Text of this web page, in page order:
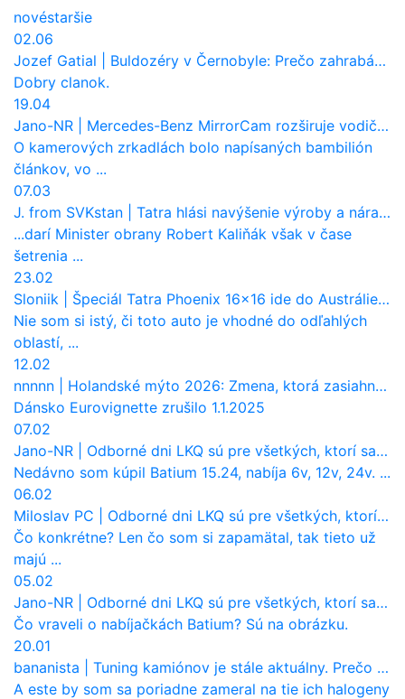
novéstaršie
02.06
Jozef Gatial
Buldozéry v Černobyle: Prečo zahrabávali Červený les pod zem?
Dobry clanok.
19.04
Jano-NR
Mercedes-Benz MirrorCam rozširuje vodičovi výhľad a uberá autobusom odpor vzduchu
O kamerových zrkadlách bolo napísaných bambilión
článkov, vo ...
07.03
J. from SVKstan
Tatra hlási navýšenie výroby a nárast tržieb. Ktorí odberatelia sú kľúčoví?
...darí Minister obrany Robert Kaliňák však v čase
šetrenia ...
23.02
Sloniik
Špeciál Tatra Phoenix 16×16 ide do Austrálie. Na čo bude slúžiť?
Nie som si istý, či toto auto je vhodné do odľahlých
oblastí, ...
12.02
nnnnn
Holandské mýto 2026: Zmena, ktorá zasiahne slovenských dopravcov
Dánsko Eurovignette zrušilo 1.1.2025
07.02
Jano-NR
Odborné dni LKQ sú pre všetkých, ktorí sa chcú dozvedieť niečo viac
Nedávno som kúpil Batium 15.24, nabíja 6v, 12v, 24v. ...
06.02
Miloslav PC
Odborné dni LKQ sú pre všetkých, ktorí sa chcú dozvedieť niečo viac
Čo konkrétne? Len čo som si zapamätal, tak tieto už
majú ...
05.02
Jano-NR
Odborné dni LKQ sú pre všetkých, ktorí sa chcú dozvedieť niečo viac
Čo vraveli o nabíjačkách Batium? Sú na obrázku.
20.01
bananista
Tuning kamiónov je stále aktuálny. Prečo nevyhynul ako pri osobákoch?
A este by som sa poriadne zameral na tie ich halogeny